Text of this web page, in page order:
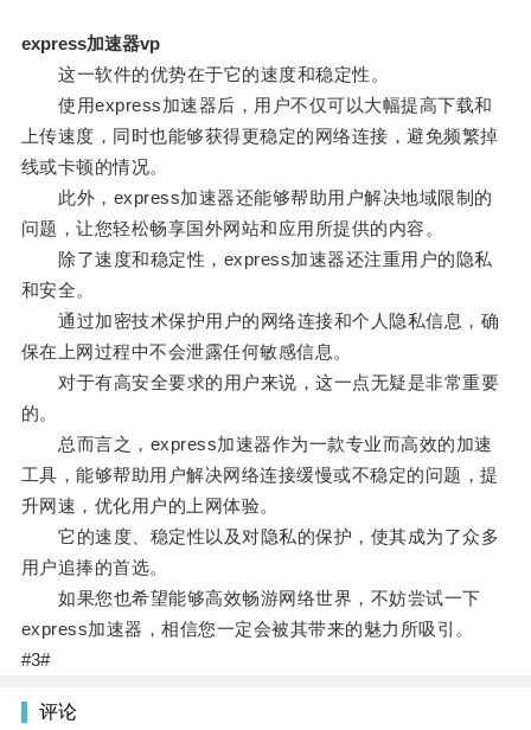
express加速器vp
这一软件的优势在于它的速度和稳定性。
使用express加速器后，用户不仅可以大幅提高下载和
上传速度，同时也能够获得更稳定的网络连接，避免频繁掉
线或卡顿的情况。
此外，express加速器还能够帮助用户解决地域限制的
问题，让您轻松畅享国外网站和应用所提供的内容。
除了速度和稳定性，express加速器还注重用户的隐私
和安全。
通过加密技术保护用户的网络连接和个人隐私信息，确
保在上网过程中不会泄露任何敏感信息。
对于有高安全要求的用户来说，这一点无疑是非常重要
的。
总而言之，express加速器作为一款专业而高效的加速
工具，能够帮助用户解决网络连接缓慢或不稳定的问题，提
升网速，优化用户的上网体验。
它的速度、稳定性以及对隐私的保护，使其成为了众多
用户追捧的首选。
如果您也希望能够高效畅游网络世界，不妨尝试一下
express加速器，相信您一定会被其带来的魅力所吸引。
#3#
评论